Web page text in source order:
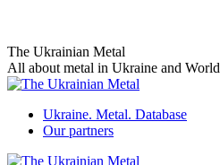
The Ukrainian Metal
All about metal in Ukraine and World
Ukraine. Metal. Database
Our partners